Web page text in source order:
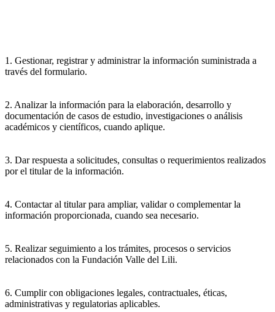
1. Gestionar, registrar y administrar la información suministrada a
través del formulario.
2. Analizar la información para la elaboración, desarrollo y
documentación de casos de estudio, investigaciones o análisis
académicos y científicos, cuando aplique.
3. Dar respuesta a solicitudes, consultas o requerimientos realizados
por el titular de la información.
4. Contactar al titular para ampliar, validar o complementar la
información proporcionada, cuando sea necesario.
5. Realizar seguimiento a los trámites, procesos o servicios
relacionados con la Fundación Valle del Lili.
6. Cumplir con obligaciones legales, contractuales, éticas,
administrativas y regulatorias aplicables.